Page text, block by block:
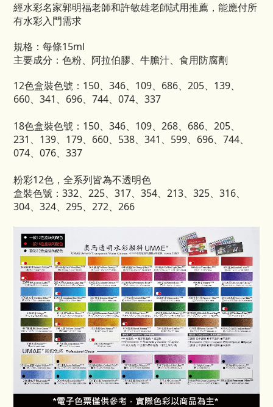
經水彩名家郭明福老師和許敏雄老師試用推薦，能應付所
有水彩入門需求
規格：每條15ml
主要成分：色粉、阿拉伯膠、牛膽汁、食用防腐劑
12色盒裝色號：150、346、109、686、205、139、
660、341、696、744、074、337
18色盒裝色號：150、346、109、268、686、205、
231、139、179、660、538、341、599、696、744、
074、076、337
粉彩12色，全系列皆為不透明色
盒裝色號：332、225、317、354、213、325、316、
304、324、295、272、266